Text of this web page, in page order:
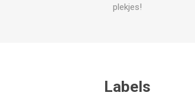
plekjes!
Labels